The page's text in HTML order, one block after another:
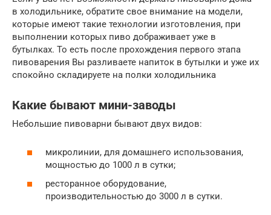
в холодильнике, обратите свое внимание на модели,
которые имеют такие технологии изготовления, при
выполнении которых пиво дображивает уже в
бутылках. То есть после прохождения первого этапа
пивоварения Вы разливаете напиток в бутылки и уже их
спокойно складируете на полки холодильника
Какие бывают мини-заводы
Небольшие пивоварни бывают двух видов:
микролинии, для домашнего использования,
мощностью до 1000 л в сутки;
ресторанное оборудование,
производительностью до 3000 л в сутки.